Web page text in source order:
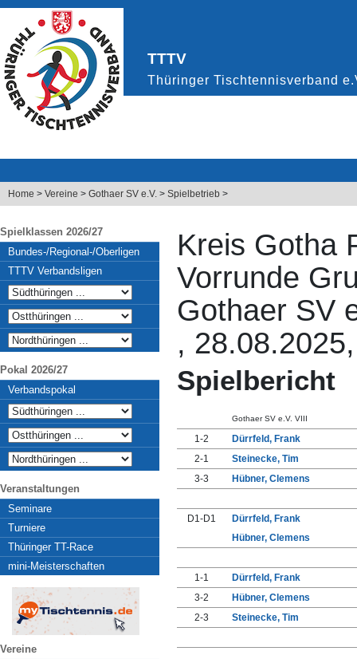
Home > Vereine > Gothaer SV e.V. > Spielbetrieb >
Spielklassen 2026/27
Bundes-/Regional-/Oberligen
TTTV Verbandsligen
Pokal 2026/27
Verbandspokal
Veranstaltungen
Seminare
Turniere
Thüringer TT-Race
mini-Meisterschaften
Vereine
Kreis Gotha
Vorrunde
Gothaer SV
,
Spielbericht
Gothaer SV e.V. VIII
1-2
Dürrfeld, Frank
2-1
Steinecke, Tim
3-3
Hübner, Clemens
D1-D1
Dürrfeld, Frank
Hübner, Clemens
1-1
Dürrfeld, Frank
3-2
Hübner, Clemens
2-3
Steinecke, Tim